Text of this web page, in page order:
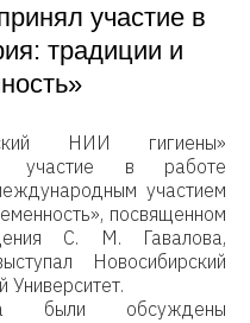
участие в
традиции и
НИИ гигиены»
участие в работе
участием
посвященном
С. М. Гавалова,
Новосибирский
Университет.
обсуждены